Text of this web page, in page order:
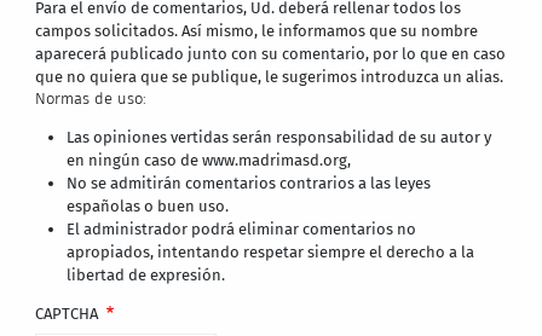
Para el envío de comentarios, Ud. deberá rellenar todos los
campos solicitados. Así mismo, le informamos que su nombre
aparecerá publicado junto con su comentario, por lo que en caso
que no quiera que se publique, le sugerimos introduzca un alias.
Normas de uso:
Las opiniones vertidas serán responsabilidad de su autor y
en ningún caso de www.madrimasd.org,
No se admitirán comentarios contrarios a las leyes
españolas o buen uso.
El administrador podrá eliminar comentarios no
apropiados, intentando respetar siempre el derecho a la
libertad de expresión.
CAPTCHA